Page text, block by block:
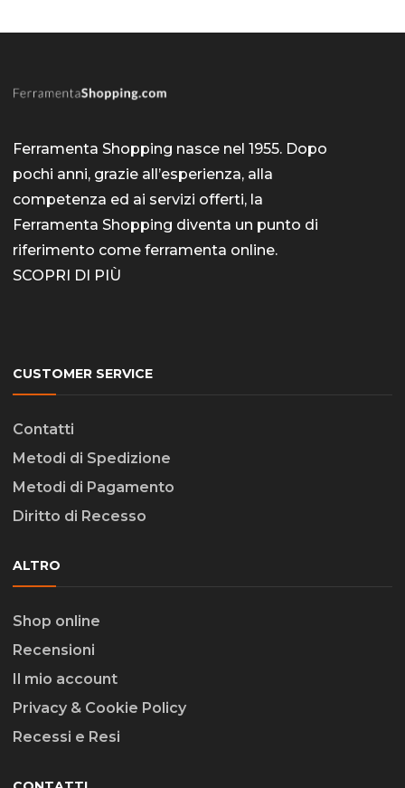
Ferramenta Shopping nasce nel 1955. Dopo
pochi anni, grazie all’esperienza, alla
competenza ed ai servizi offerti, la
Ferramenta Shopping diventa un punto di
riferimento come ferramenta online.
SCOPRI DI PIÙ
CUSTOMER SERVICE
Contatti
Metodi di Spedizione
Metodi di Pagamento
Diritto di Recesso
ALTRO
Shop online
Recensioni
Il mio account
Privacy & Cookie Policy
Recessi e Resi